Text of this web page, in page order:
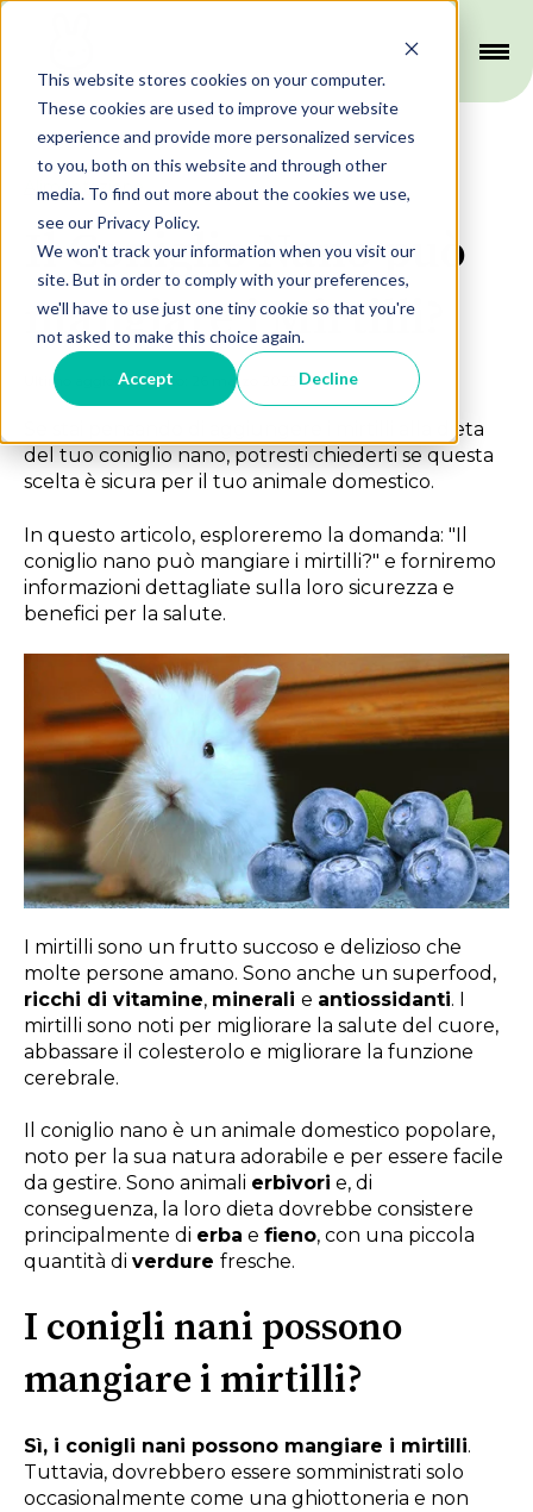
This website stores cookies on your computer.
These cookies are used to improve your website
experience and provide more personalized services
to you, both on this website and through other
media. To find out more about the cookies we use,
see our Privacy Policy.
We won't track your information when you visit our
site. But in order to comply with your preferences,
we'll have to use just one tiny cookie so that you're
not asked to make this choice again.
Accept Decline
Alimentazione
Il Coniglio Nano può
mangiare i Mirtilli?
Ultimo aggiornamento: 26 marzo 2023
Se stai pensando di aggiungere i mirtilli alla dieta
del tuo coniglio nano, potresti chiederti se questa
scelta è sicura per il tuo animale domestico.
In questo articolo, esploreremo la domanda: "Il
coniglio nano può mangiare i mirtilli?" e forniremo
informazioni dettagliate sulla loro sicurezza e
benefici per la salute.
I mirtilli sono un frutto succoso e delizioso che
molte persone amano. Sono anche un superfood,
ricchi di vitamine, minerali e antiossidanti. I
mirtilli sono noti per migliorare la salute del cuore,
abbassare il colesterolo e migliorare la funzione
cerebrale.
Il coniglio nano è un animale domestico popolare,
noto per la sua natura adorabile e per essere facile
da gestire. Sono animali erbivori e, di
conseguenza, la loro dieta dovrebbe consistere
principalmente di erba e fieno, con una piccola
quantità di verdure fresche.
I conigli nani possono
mangiare i mirtilli?
Sì, i conigli nani possono mangiare i mirtilli.
Tuttavia, dovrebbero essere somministrati solo
occasionalmente come una ghiottoneria e non